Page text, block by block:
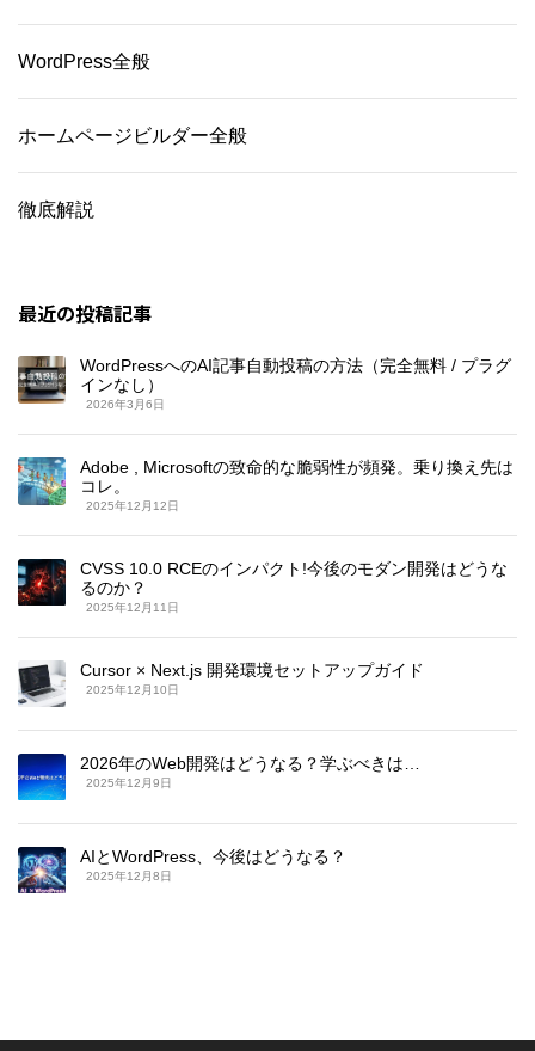
WordPress全般
ホームページビルダー全般
徹底解説
最近の投稿記事
WordPressへのAI記事自動投稿の方法（完全無料 / プラグ
インなし）
2026年3月6日
Adobe , Microsoftの致命的な脆弱性が頻発。乗り換え先は
コレ。
2025年12月12日
CVSS 10.0 RCEのインパクト!今後のモダン開発はどうな
るのか？
2025年12月11日
Cursor × Next.js 開発環境セットアップガイド
2025年12月10日
2026年のWeb開発はどうなる？学ぶべきは…
2025年12月9日
AIとWordPress、今後はどうなる？
2025年12月8日